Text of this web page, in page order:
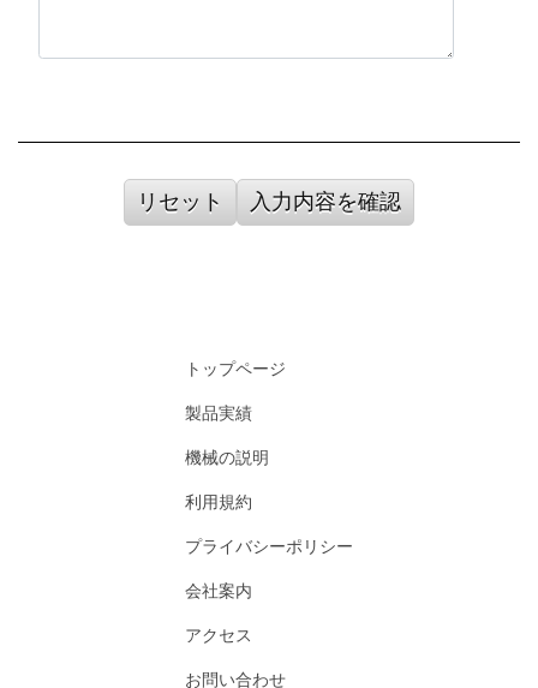
トップページ
製品実績
機械の説明
利用規約
プライバシーポリシー
会社案内
アクセス
お問い合わせ